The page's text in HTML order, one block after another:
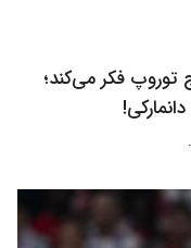
توروپ فکر می‌کند؛